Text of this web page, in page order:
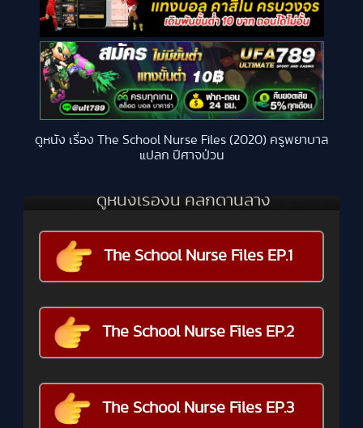
ดูหนัง เรื่อง The School Nurse Files (2020) ครูพยาบาล
แปลก ปีศาจป่วน
ดูหนังเรื่องนี้ คลิกด้านล่าง
The School Nurse Files EP.1
The School Nurse Files EP.2
The School Nurse Files EP.3